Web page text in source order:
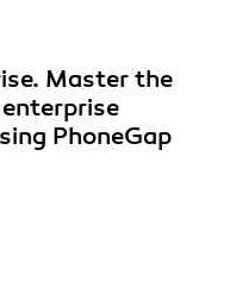
Master the
PhoneGap